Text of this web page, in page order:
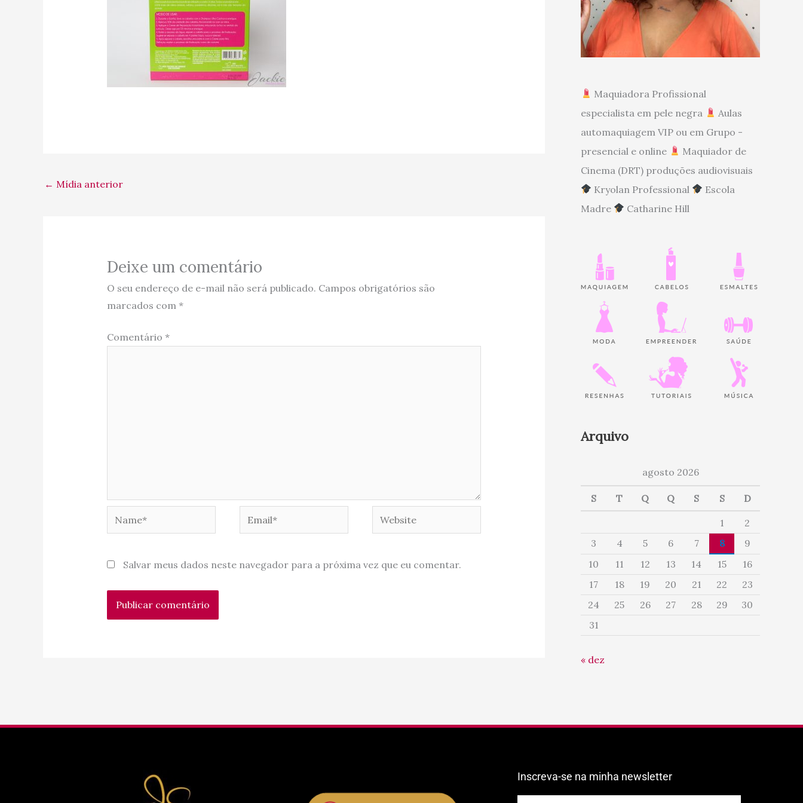
← Mídia anterior
Deixe um comentário
O seu endereço de e-mail não será publicado. Campos obrigatórios são
marcados com *
Comentário *
Website
Salvar meus dados neste navegador para a próxima vez que eu comentar.
Maquiadora Profissional
especialista em pele negra
Aulas
automaquiagem VIP ou em Grupo -
presencial e online
Maquiador de
Cinema (DRT) produções audiovisuais
Kryolan Professional
Escola
Madre
Catharine Hill
Arquivo
agosto 2026
S T Q Q S S D
1
2
3
4 5 6 7 8
9
10
11 12 13 14 15
16
17
18 19 20 21 22
23
24
25 26 27 28 29
30
31
« dez
Inscreva-se na minha newsletter